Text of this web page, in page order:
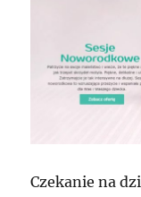
Czekanie na